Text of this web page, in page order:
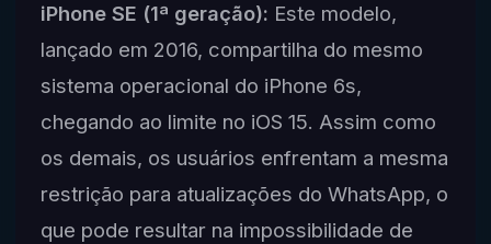
iPhone SE (1ª geração): Este modelo,
lançado em 2016, compartilha do mesmo
sistema operacional do iPhone 6s,
chegando ao limite no iOS 15. Assim como
os demais, os usuários enfrentam a mesma
restrição para atualizações do WhatsApp, o
que pode resultar na impossibilidade de